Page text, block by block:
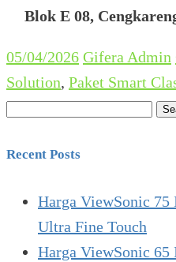
Blok E 08,
05/04/2026 Gifera Admin
Solution, Paket Smart
Search
Recent Posts
Harga ViewSonic
Ultra Fine Touch
Harga ViewSonic 65